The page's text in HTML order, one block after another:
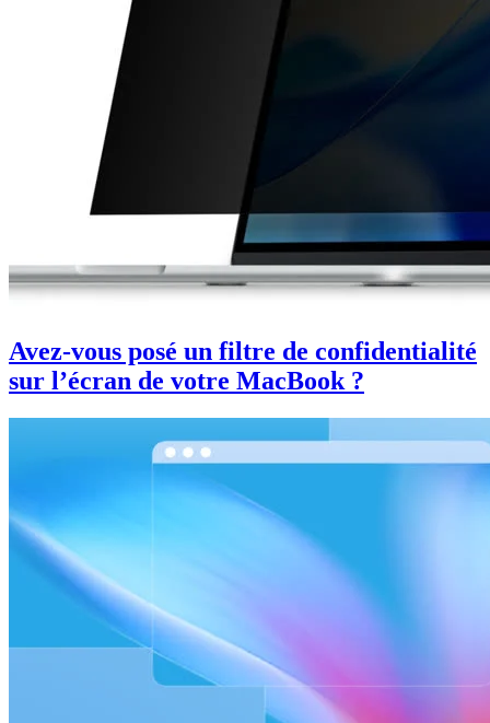
Avez-vous posé un filtre de confidentialité
sur l’écran de votre MacBook ?